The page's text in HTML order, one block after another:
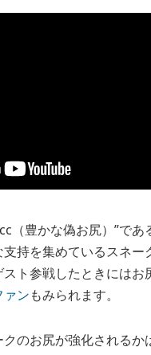
（豊かな偽お尻）”であ
持を集めているスネー
ト参戦したときにはお
ァンもみられます。
のお尻が強化されるか